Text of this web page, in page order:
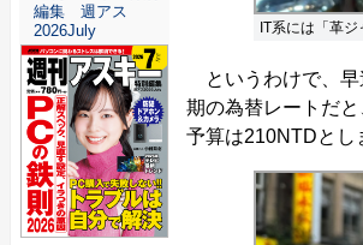
IT系には「革
というわけで、早
期の為替レートだ
予算は210NTDとし
編集 週アス
2026July